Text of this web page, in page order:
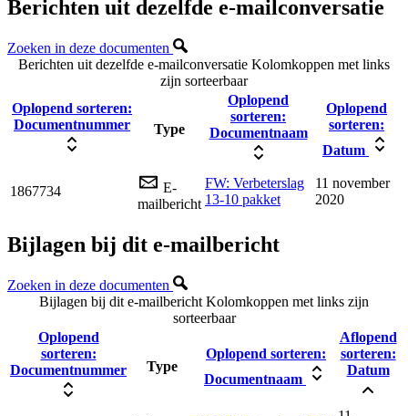
Berichten uit dezelfde e-mailconversatie
Zoeken in deze documenten
Berichten uit dezelfde e-mailconversatie Kolomkoppen met links
zijn sorteerbaar
Oplopend sorteren:
Documentnummer
Type
Oplopend
sorteren:
Documentnaam
Oplopend
sorteren:
Datum
1867734
E-
mailbericht
FW: Verbeterslag
13-10 pakket
11 november
2020
Bijlagen bij dit e-mailbericht
Zoeken in deze documenten
Bijlagen bij dit e-mailbericht Kolomkoppen met links zijn
sorteerbaar
Oplopend
sorteren:
Documentnummer
Type
Oplopend sorteren:
Documentnaam
Aflopend
sorteren:
Datum